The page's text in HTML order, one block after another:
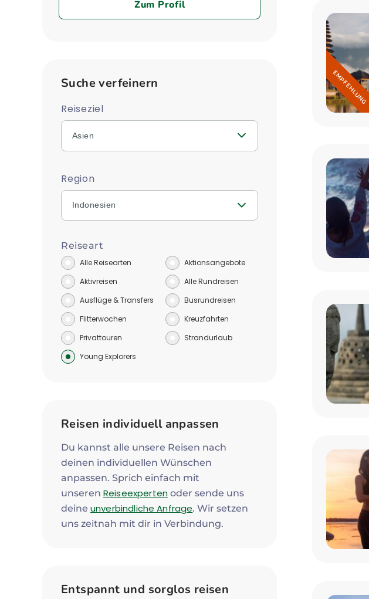
EMPFEHLUNG
Zum Profil
Suche verfeinern
Reiseziel
Asien
Region
Indonesien
Reiseart
Alle Reisearten
Aktionsangebote
Aktivreisen
Alle Rundreisen
Ausflüge & Transfers
Busrundreisen
Flitterwochen
Kreuzfahrten
Privattouren
Strandurlaub
Young Explorers
Reisen individuell anpassen
Du kannst alle unsere Reisen nach
deinen individuellen Wünschen
anpassen. Sprich einfach mit
unseren Reiseexpertenoder sende uns
deine unverbindliche Anfrage. Wir setzen
uns zeitnah mit dir in Verbindung.
Entspannt und sorglos reisen